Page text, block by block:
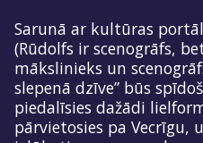
Sarunā ar kultūras
(Rūdolfs ir scenogrāfs,
mākslinieks un
slepenā dzīve” būs
piedalīsies dažādi
pārvietosies pa Vecrīgu,